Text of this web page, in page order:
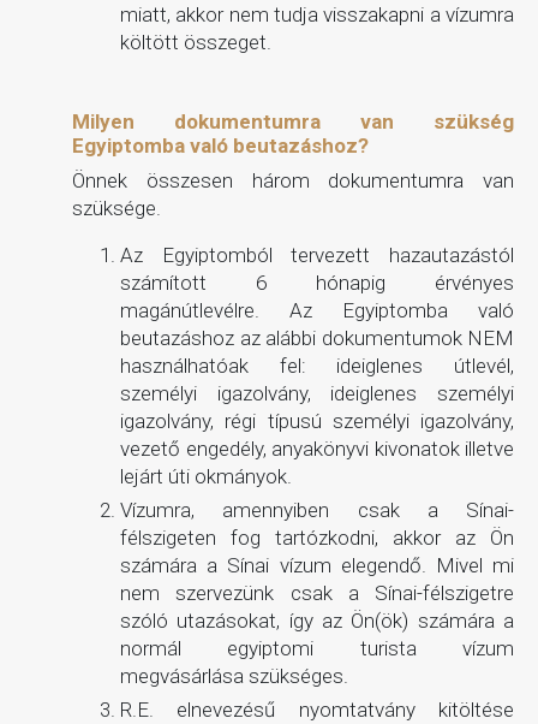
miatt, akkor nem tudja visszakapni a vízumra
költött összeget.
Milyen dokumentumra van szükség
Egyiptomba való beutazáshoz?
Önnek összesen három dokumentumra van
szüksége.
Az Egyiptomból tervezett hazautazástól
számított 6 hónapig érvényes
magánútlevélre. Az Egyiptomba való
beutazáshoz az alábbi dokumentumok NEM
használhatóak fel: ideiglenes útlevél,
személyi igazolvány, ideiglenes személyi
igazolvány, régi típusú személyi igazolvány,
vezető engedély, anyakönyvi kivonatok illetve
lejárt úti okmányok.
Vízumra, amennyiben csak a Sínai-
félszigeten fog tartózkodni, akkor az Ön
számára a Sínai vízum elegendő. Mivel mi
nem szervezünk csak a Sínai-félszigetre
szóló utazásokat, így az Ön(ök) számára a
normál egyiptomi turista vízum
megvásárlása szükséges.
R.E. elnevezésű nyomtatvány kitöltése